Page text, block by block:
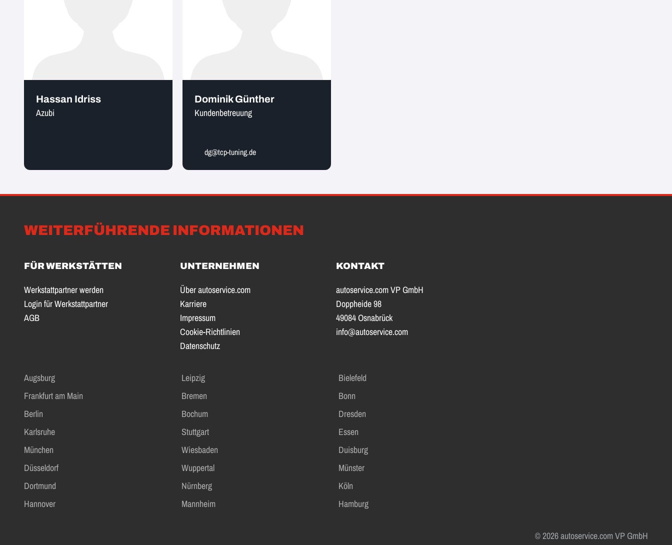
Hassan Idriss
Azubi
Dominik Günther
Kundenbetreuung
dg@tcp-tuning.de
WEITERFÜHRENDE INFORMATIONEN
FÜR WERKSTÄTTEN
Werkstattpartner werden
Login für Werkstattpartner
AGB
UNTERNEHMEN
Über autoservice.com
Karriere
Impressum
Cookie-Richtlinien
Datenschutz
KONTAKT
autoservice.com VP GmbH
Doppheide 98
49084 Osnabrück
info@autoservice.com
Augsburg Leipzig
Bielefeld
Frankfurt am Main
Bremen
Bonn
Berlin
Bochum
Dresden
Karlsruhe
Stuttgart
Essen
München
Wiesbaden
Duisburg
Düsseldorf
Wuppertal
Münster
Dortmund
Nürnberg
Köln
Hannover
Mannheim Hamburg
© 2026 autoservice.com VP GmbH